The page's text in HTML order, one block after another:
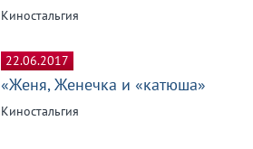
Киностальгия
22.06.2017
«Женя, Женечка и «катюша»
Киностальгия